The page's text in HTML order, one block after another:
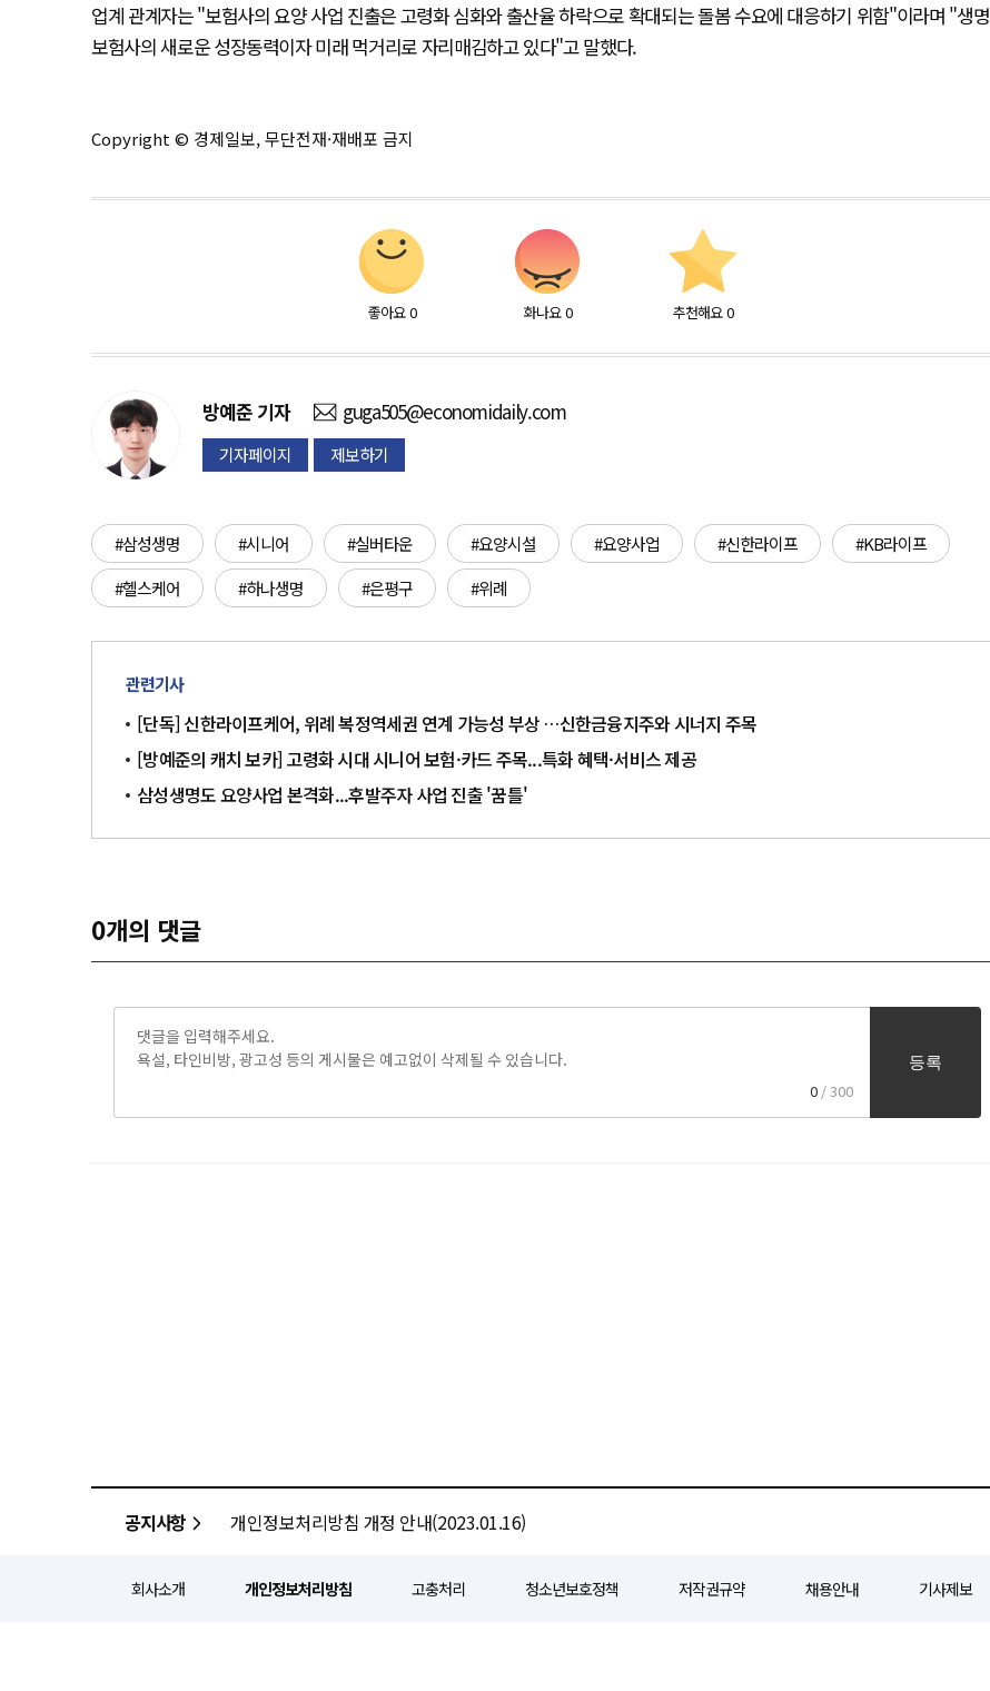
업계 관계자는 "보험사의 요양 사업 진출은 고령화 심화와 출산율 하락으로 확대되는 돌봄 수요에 대응하기 위함"이라며 "생명
보험사의 새로운 성장동력이자 미래 먹거리로 자리매김하고 있다"고 말했다.
Copyright © 경제일보, 무단전재·재배포 금지
좋아요 0 화나요 0 추천해요 0
방예준 기자 guga505@economidaily.com
기자페이지 제보하기
#삼성생명 #시니어 #실버타운 #요양시설 #요양사업 #신한라이프
#KB라이프
#헬스케어
#하나생명 #은평구 #위례
관련기사
[단독] 신한라이프케어, 위례 복정역세권 연계 가능성 부상 …신한금융지주와 시너지 주목
[방예준의 캐치 보카] 고령화 시대 시니어 보험·카드 주목...특화 혜택·서비스 제공
삼성생명도 요양사업 본격화...후발주자 사업 진출 '꿈틀'
0개의 댓글
0 / 300
등록
공지사항 개인정보처리방침 개정 안내(2023.01.16)
회사소개 개인정보처리방침 고충처리 청소년보호정책 저작권규약 채용안내 기사제보